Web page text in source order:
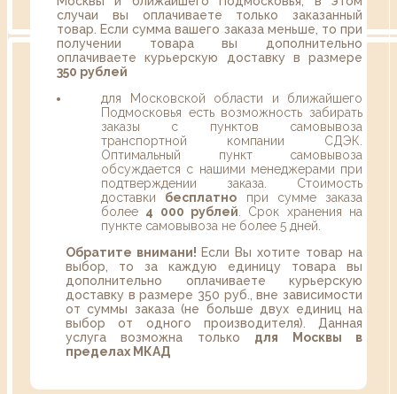
случаи вы оплачиваете только заказанный
товар. Если сумма вашего заказа меньше, то при
получении товара вы дополнительно
оплачиваете курьерскую доставку в размере
350 рублей
для Московской области и ближайшего
Подмосковья есть возможность забирать
заказы с пунктов самовывоза
транспортной компании СДЭК.
Оптимальный пункт самовывоза
обсуждается с нашими менеджерами при
подтверждении заказа. Стоимость
доставки бесплатно при сумме заказа
более 4 000 рублей . Срок хранения на
пункте самовывоза не более 5 дней.
Обратите внимани! Если Вы хотите товар на
выбор, то за каждую единицу товара вы
дополнительно оплачиваете курьерскую
доставку в размере 350 руб., вне зависимости
от суммы заказа (не больше двух единиц на
выбор от одного производителя). Данная
услуга возможна только для Москвы в
пределах МКАД